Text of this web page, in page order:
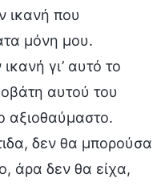
ικανή που
μόνη μου.
γι’ αυτό το
αυτού του
αξιοθαύμαστο.
δεν θα μπορούσα
άρα δεν θα είχα,